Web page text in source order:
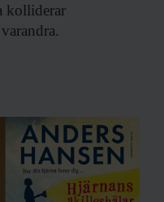
kolliderar